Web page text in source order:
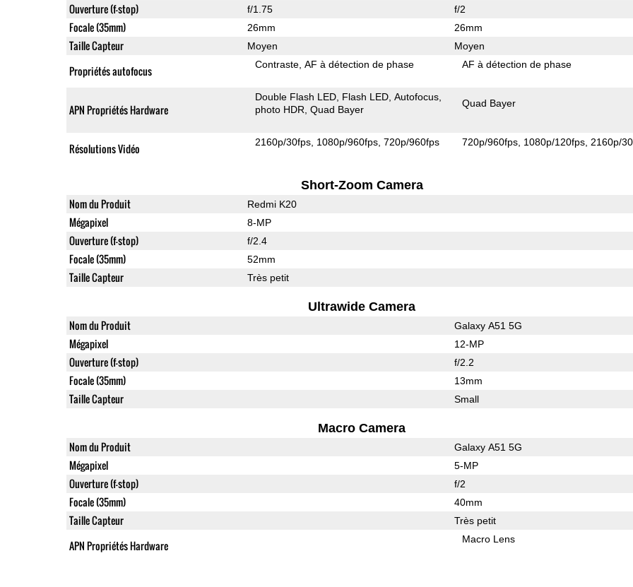
Ouverture (f-stop) f/1.75 f/2
Focale (35mm) 26mm 26mm
Taille Capteur Moyen Moyen
Propriétés autofocus Contraste AF à détection de phase AF à détection de phase
APN Propriétés Hardware
Double Flash LED Flash LED Autofocus
photo HDR Quad Bayer
Quad Bayer
Résolutions Vidéo 2160p/30fps 1080p/960fps 720p/960fps 720p/960fps 1080p/120fps 2160p/
Short-Zoom Camera
Nom du Produit Redmi K20
Mégapixel 8-MP
Ouverture (f-stop) f/2.4
Focale (35mm) 52mm
Taille Capteur Très petit
Ultrawide Camera
Nom du Produit Galaxy A51 5G
Mégapixel 12-MP
Ouverture (f-stop) f/2.2
Focale (35mm) 13mm
Taille Capteur Small
Macro Camera
Nom du Produit Galaxy A51 5G
Mégapixel 5-MP
Ouverture (f-stop) f/2
Focale (35mm) 40mm
Taille Capteur Très petit
APN Propriétés Hardware Macro Lens